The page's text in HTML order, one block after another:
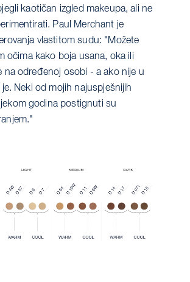
kaotičan izgled makeupa, ali ne
Paul Merchant je
vlastitom sudu: "Možete
očima kako boja usana, oka ili
na određenoj osobi - a ako nije u
Neki od mojih najuspješnijih
godina postignuti su